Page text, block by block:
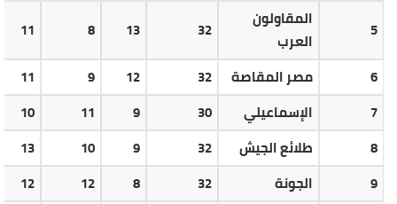
5
المقاولون
العرب
32
13
8
11
6
مصر المقاصة 32
12
9
11
7
الإسماعيلي 30
9
11
10
8
طلائع الجيش 32
9
10
13
9
الجونة 32
8
12
12